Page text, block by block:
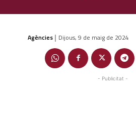
Agències | Dijous, 9 de maig de 2024
- Publicitat -